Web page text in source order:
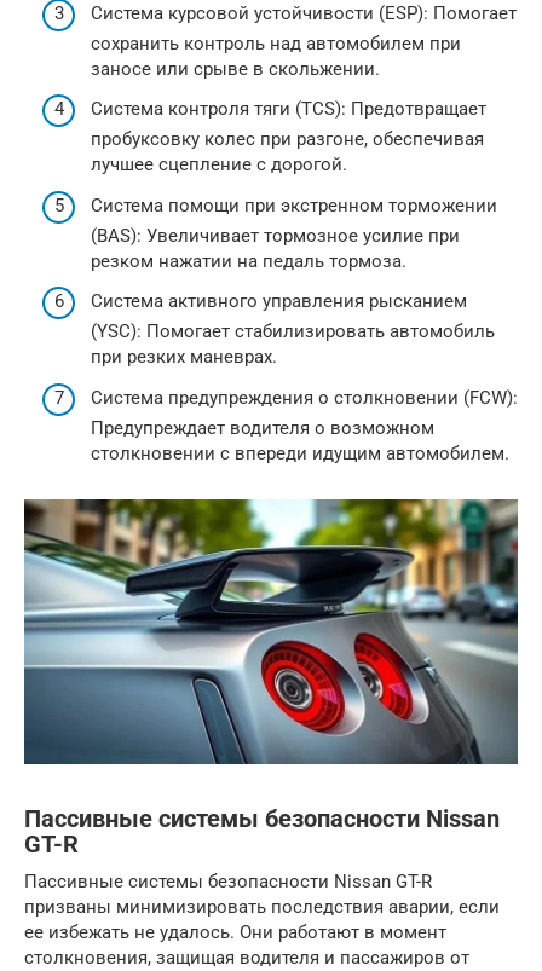
Система курсовой устойчивости (ESP): Помогает
сохранить контроль над автомобилем при
заносе или срыве в скольжении.
Система контроля тяги (TCS): Предотвращает
пробуксовку колес при разгоне, обеспечивая
лучшее сцепление с дорогой.
Система помощи при экстренном торможении
(BAS): Увеличивает тормозное усилие при
резком нажатии на педаль тормоза.
Система активного управления рысканием
(YSC): Помогает стабилизировать автомобиль
при резких маневрах.
Система предупреждения о столкновении (FCW):
Предупреждает водителя о возможном
столкновении с впереди идущим автомобилем.
Пассивные системы безопасности Nissan
GT-R
Пассивные системы безопасности Nissan GT-R
призваны минимизировать последствия аварии, если
ее избежать не удалось. Они работают в момент
столкновения, защищая водителя и пассажиров от